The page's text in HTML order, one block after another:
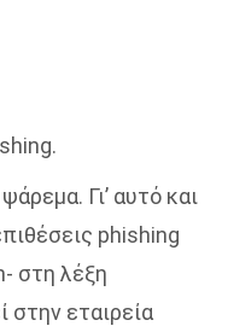
Γι’ αυτό και
phishing
στη λέξη
στην εταιρεία